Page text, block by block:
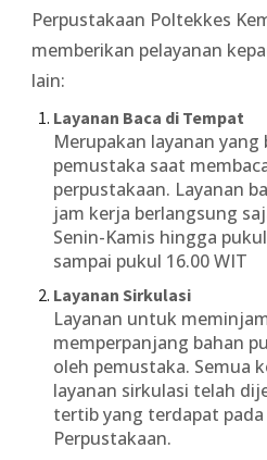
Perpustakaan Poltekkes
memberikan pelayanan
lain:
Layanan Baca di Tempat
Merupakan layanan yang
pemustaka saat
perpustakaan. Layanan
jam kerja berlangsung
Senin-Kamis hingga
sampai pukul 16.00 WIT
Layanan Sirkulasi
Layanan untuk
memperpanjang bahan
oleh pemustaka. Semua
layanan sirkulasi telah
tertib yang terdapat
Perpustakaan.